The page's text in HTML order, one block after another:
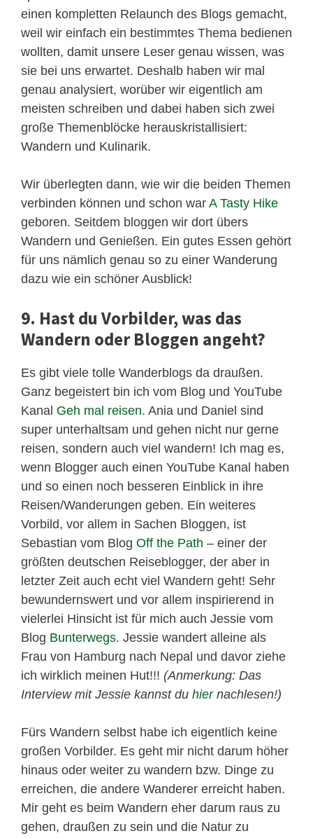
einen kompletten Relaunch des Blogs gemacht,
weil wir einfach ein bestimmtes Thema bedienen
wollten, damit unsere Leser genau wissen, was
sie bei uns erwartet. Deshalb haben wir mal
genau analysiert, worüber wir eigentlich am
meisten schreiben und dabei haben sich zwei
große Themenblöcke herauskristallisiert:
Wandern und Kulinarik.
Wir überlegten dann, wie wir die beiden Themen
verbinden können und schon war A Tasty Hike
geboren. Seitdem bloggen wir dort übers
Wandern und Genießen. Ein gutes Essen gehört
für uns nämlich genau so zu einer Wanderung
dazu wie ein schöner Ausblick!
9. Hast du Vorbilder, was das
Wandern oder Bloggen angeht?
Es gibt viele tolle Wanderblogs da draußen.
Ganz begeistert bin ich vom Blog und YouTube
Kanal Geh mal reisen. Ania und Daniel sind
super unterhaltsam und gehen nicht nur gerne
reisen, sondern auch viel wandern! Ich mag es,
wenn Blogger auch einen YouTube Kanal haben
und so einen noch besseren Einblick in ihre
Reisen/Wanderungen geben. Ein weiteres
Vorbild, vor allem in Sachen Bloggen, ist
Sebastian vom Blog Off the Path – einer der
größten deutschen Reiseblogger, der aber in
letzter Zeit auch echt viel Wandern geht! Sehr
bewundernswert und vor allem inspirierend in
vielerlei Hinsicht ist für mich auch Jessie vom
Blog Bunterwegs. Jessie wandert alleine als
Frau von Hamburg nach Nepal und davor ziehe
ich wirklich meinen Hut!!! (Anmerkung: Das
Interview mit Jessie kannst du hiernachlesen!)
Fürs Wandern selbst habe ich eigentlich keine
großen Vorbilder. Es geht mir nicht darum höher
hinaus oder weiter zu wandern bzw. Dinge zu
erreichen, die andere Wanderer erreicht haben.
Mir geht es beim Wandern eher darum raus zu
gehen, draußen zu sein und die Natur zu